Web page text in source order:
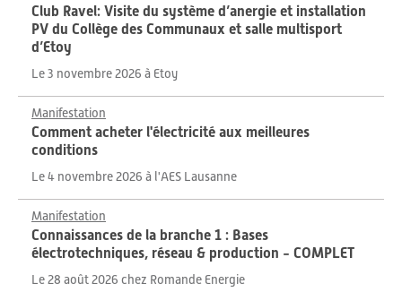
Club Ravel: Visite du système d’anergie et installation
PV du Collège des Communaux et salle multisport
d’Etoy
Le 3 novembre 2026 à Etoy
Manifestation
Comment acheter l'électricité aux meilleures
conditions
Le 4 novembre 2026 à l'AES Lausanne
Manifestation
Connaissances de la branche 1 : Bases
électrotechniques, réseau & production - COMPLET
Le 28 août 2026 chez Romande Energie